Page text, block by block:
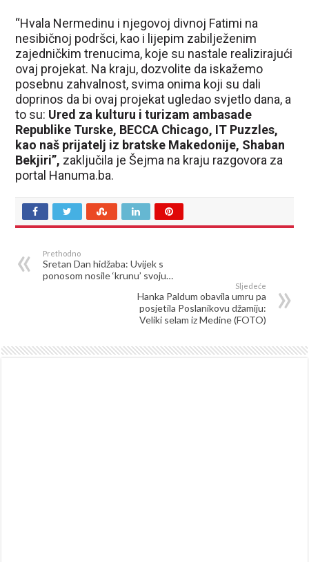
“Hvala Nermedinu i njegovoj divnoj Fatimi na
nesibičnoj podršci, kao i lijepim zabilježenim
zajedničkim trenucima, koje su nastale realizirajući
ovaj projekat. Na kraju, dozvolite da iskažemo
posebnu zahvalnost, svima onima koji su dali
doprinos da bi ovaj projekat ugledao svjetlo dana, a
to su: Ured za kulturu i turizam ambasade
Republike Turske, BECCA Chicago, IT Puzzles,
kao naš prijatelj iz bratske Makedonije, Shaban
Bekjiri”, zaključila je Šejma na kraju razgovora za
portal Hanuma.ba.
Prethodno
Sretan Dan hidžaba: Uvijek s
ponosom nosile ‘krunu’ svoju…
Sljedeće
Hanka Paldum obavila umru pa
posjetila Poslanikovu džamiju:
Veliki selam iz Medine (FOTO)